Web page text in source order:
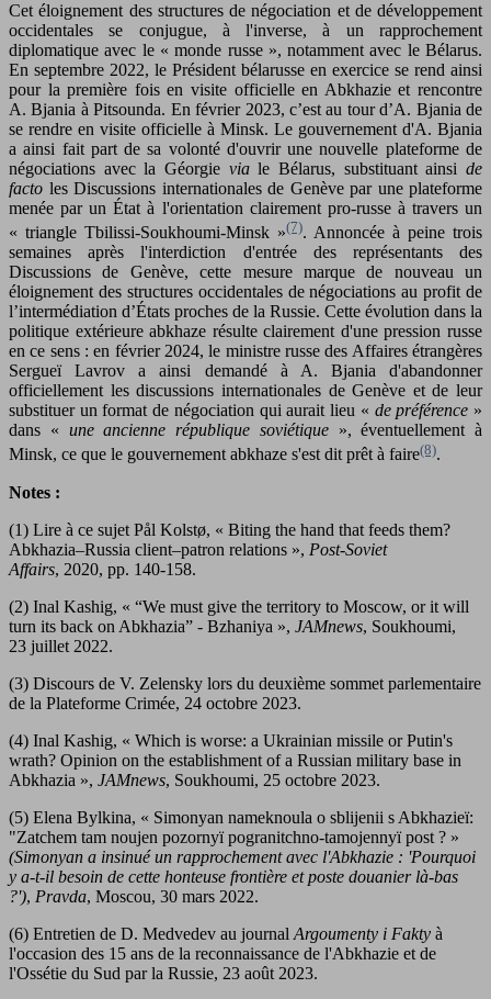
Cet éloignement des structures de négociation et de développement
occidentales se conjugue, à l'inverse, à un rapprochement
diplomatique avec le « monde russe », notamment avec le Bélarus.
En septembre 2022, le Président bélarusse en exercice se rend ainsi
pour la première fois en visite officielle en Abkhazie et rencontre
A. Bjania à Pitsounda. En février 2023, c’est au tour d’A. Bjania de
se rendre en visite officielle à Minsk. Le gouvernement d'A. Bjania
a ainsi fait part de sa volonté d'ouvrir une nouvelle plateforme de
négociations avec la Géorgie viale Bélarus, substituant ainside
facto les Discussions internationales de Genève par une plateforme
menée par un État à l'orientation clairement pro-russe à travers un
« triangle Tbilissi-Soukhoumi-Minsk »(7). Annoncée à peine trois
semaines après l'interdiction d'entrée des représentants des
Discussions de Genève, cette mesure marque de nouveau un
éloignement des structures occidentales de négociations au profit de
l’intermédiation d’États proches de la Russie. Cette évolution dans la
politique extérieure abkhaze résulte clairement d'une pression russe
en ce sens : en février 2024, le ministre russe des Affaires étrangères
Sergueï Lavrov a ainsi demandé à A. Bjania d'abandonner
officiellement les discussions internationales de Genève et de leur
substituer un format de négociation qui aurait lieu « de préférence »
dans « une ancienne république soviétique», éventuellement à
Minsk, ce que le gouvernement abkhaze s'est dit prêt à faire(8).
Notes :
(1) Lire à ce sujet Pål Kolstø, « Biting the hand that feeds them?
Abkhazia–Russia client–patron relations », Post-Soviet
Affairs, 2020, pp. 140-158.
(2) Inal Kashig, « “We must give the territory to Moscow, or it will
turn its back on Abkhazia” - Bzhaniya », JAMnews, Soukhoumi,
23 juillet 2022.
(3) Discours de V. Zelensky lors du deuxième sommet parlementaire
de la Plateforme Crimée, 24 octobre 2023.
(4) Inal Kashig, « Which is worse: a Ukrainian missile or Putin's
wrath? Opinion on the establishment of a Russian military base in
Abkhazia », JAMnews, Soukhoumi, 25 octobre 2023.
(5) Elena Bylkina, « Simonyan nameknoula o sblijenii s Abkhazieï:
"Zatchem tam noujen pozornyï pogranitchno-tamojennyï post ? »
(Simonyan a insinué un rapprochement avec l'Abkhazie : 'Pourquoi
y a-t-il besoin de cette honteuse frontière et poste douanier là-bas
?'), Pravda, Moscou, 30 mars 2022.
(6) Entretien de D. Medvedev au journal Argoumenty i Fakty à
l'occasion des 15 ans de la reconnaissance de l'Abkhazie et de
l'Ossétie du Sud par la Russie, 23 août 2023.